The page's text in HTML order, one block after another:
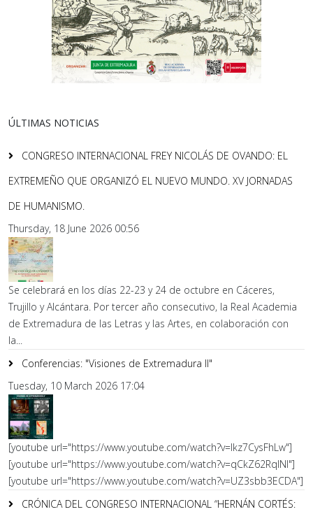
ÚLTIMAS NOTICIAS
CONGRESO INTERNACIONAL FREY NICOLÁS DE OVANDO: EL
EXTREMEÑO QUE ORGANIZÓ EL NUEVO MUNDO. XV JORNADAS
DE HUMANISMO.
Thursday, 18 June 2026 00:56
Se celebrará en los días 22-23 y 24 de octubre en Cáceres,
Trujillo y Alcántara. Por tercer año consecutivo, la Real Academia
de Extremadura de las Letras y las Artes, en colaboración con
la...
Conferencias: "Visiones de Extremadura II"
Tuesday, 10 March 2026 17:04
[youtube url="https://www.youtube.com/watch?v=lkz7CysFhLw"]
[youtube url="https://www.youtube.com/watch?v=qCkZ62RqlNI"]
[youtube url="https://www.youtube.com/watch?v=UZ3sbb3ECDA"]
CRÓNICA DEL CONGRESO INTERNACIONAL “HERNÁN CORTÉS: